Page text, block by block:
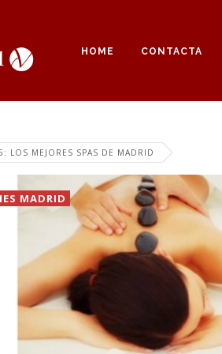
HOME CONTACTA
LOS MEJORES SPAS DE MADRID
MADRID